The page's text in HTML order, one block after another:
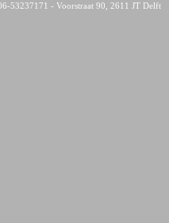
53237171 - Voorstraat 90, 2611 JT Delft